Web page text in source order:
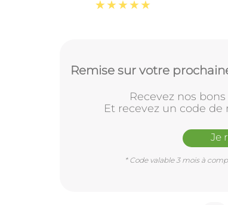
Remise sur votre
Recevez nos
Et recevez un code
Je
* Code valable 3 mois à